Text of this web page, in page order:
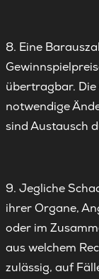
8. Eine
übertragbar.
notwendige
sind Austausch
9. Jegliche
ihrer Organe,
oder im
aus welchem
zulässig, auf